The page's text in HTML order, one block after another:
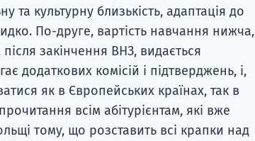
культурну близькість, адаптація до
По-друге, вартість навчання нижча,
закінчення ВНЗ, видається
додаткових комісій і підтверджень, і,
як в Європейських країнах, так в
всім абітурієнтам, які вже
тому, що розставить всі крапки над